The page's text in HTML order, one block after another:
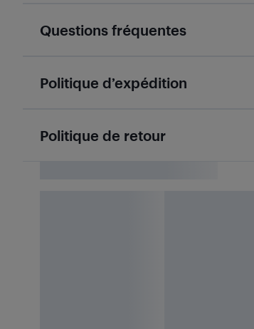
Questions fréquentes
Politique d’expédition
Politique de retour